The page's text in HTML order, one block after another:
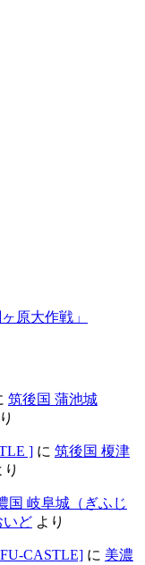
原大作戦」
筑後国 蒲池城
] に 筑後国 榎津
り
国 岐阜城（ぎふじ
いど より
CASTLE] に 美濃